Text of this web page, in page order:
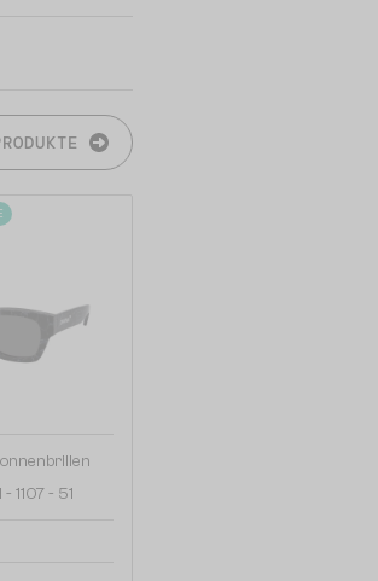
- 1107 - 51